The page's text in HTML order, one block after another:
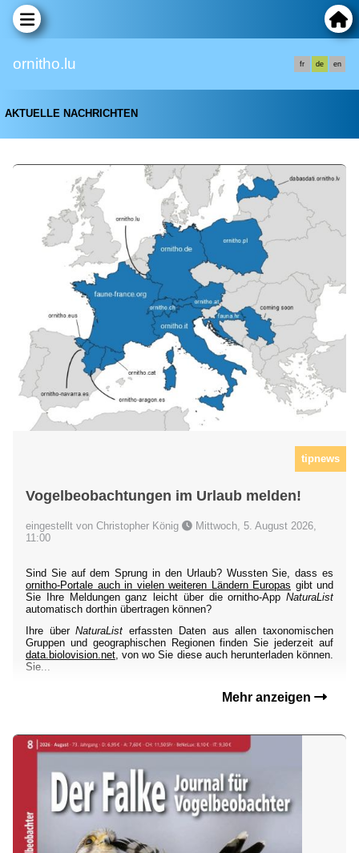
ornitho.lu fr de en
AKTUELLE NACHRICHTEN
tipnews
Vogelbeobachtungen im Urlaub melden!
eingestellt von Christopher König
Mittwoch, 5. August 2026,
11:00
Sind Sie auf dem Sprung in den Urlaub? Wussten Sie, dass es
ornitho-Portale auch in vielen weiteren Ländern Europas gibt und
Sie Ihre Meldungen ganz leicht über die ornitho-App NaturaList
automatisch dorthin übertragen können?
Ihre überNaturaList erfassten Daten aus allen taxonomischen
Gruppen und geographischen Regionen finden Sie jederzeit auf
data.biolovision.net, von wo Sie diese auch herunterladen können.
Sie...
Mehr anzeigen